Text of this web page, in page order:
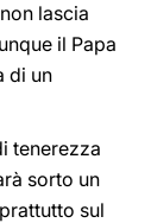
lascia
il Papa
di un
tenerezza
sorto un
sul